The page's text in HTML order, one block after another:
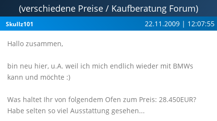
(verschiedene Preise / Kaufberatung Forum)
Skullz101 22.11.2009 | 12:07:55
Hallo zusammen,
bin neu hier, u.A. weil ich mich endlich wieder mit BMWs
kann und möchte :)
Was haltet Ihr von folgendem Ofen zum Preis: 28.450EUR?
Habe selten so viel Ausstattung gesehen...